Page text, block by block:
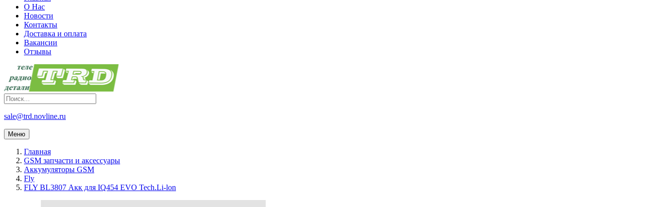
О Нас
Новости
Контакты
Доставка и оплата
Вакансии
Отзывы
sale@trd.novline.ru
Меню
Главная
GSM запчасти и аксессуары
Аккумуляторы GSM
Fly
FLY BL3807 Акк для IQ454 EVO Tech.Li-lon